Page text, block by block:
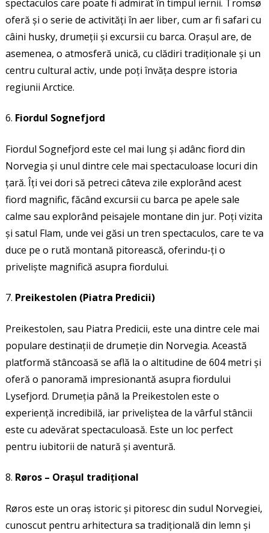
spectaculos care poate fi admirat în timpul iernii. Tromsø
oferă și o serie de activități în aer liber, cum ar fi safari cu
câini husky, drumeții și excursii cu barca. Orașul are, de
asemenea, o atmosferă unică, cu clădiri tradiționale și un
centru cultural activ, unde poți învăța despre istoria
regiunii Arctice.
Fiordul Sognefjord
Fiordul Sognefjord este cel mai lung și adânc fiord din
Norvegia și unul dintre cele mai spectaculoase locuri din
țară. Îți vei dori să petreci câteva zile explorând acest
fiord magnific, făcând excursii cu barca pe apele sale
calme sau explorând peisajele montane din jur. Poți vizita
și satul Flam, unde vei găsi un tren spectaculos, care te va
duce pe o rută montană pitorească, oferindu-ți o
priveliște magnifică asupra fiordului.
Preikestolen (Piatra Predicii)
Preikestolen, sau Piatra Predicii, este una dintre cele mai
populare destinații de drumeție din Norvegia. Această
platformă stâncoasă se află la o altitudine de 604 metri și
oferă o panoramă impresionantă asupra fiordului
Lysefjord. Drumeția până la Preikestolen este o
experiență incredibilă, iar priveliștea de la vârful stâncii
este cu adevărat spectaculoasă. Este un loc perfect
pentru iubitorii de natură și aventură.
Røros – Orașul tradițional
Røros este un oraș istoric și pitoresc din sudul Norvegiei,
cunoscut pentru arhitectura sa tradițională din lemn și